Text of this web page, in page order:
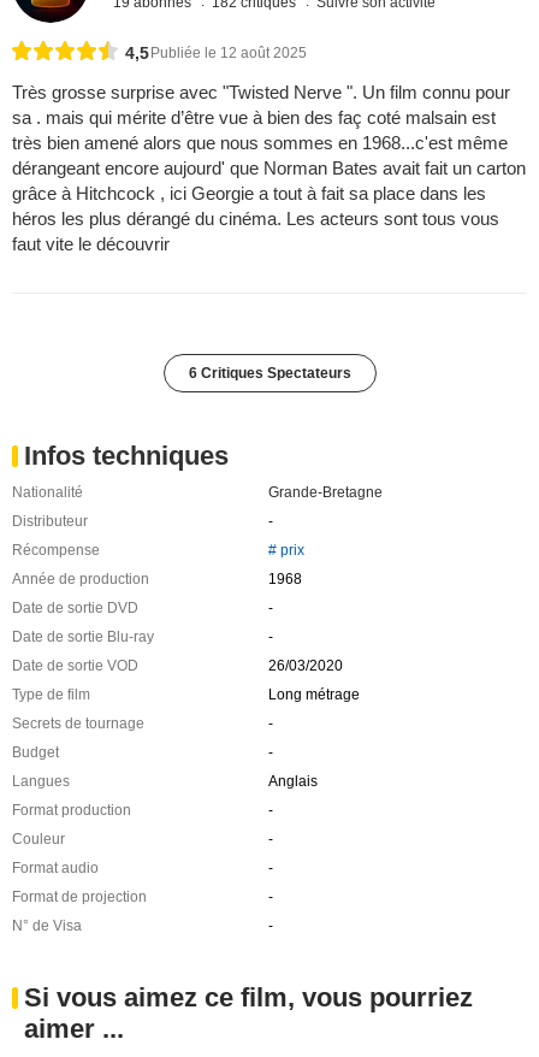
4,5 Publiée le 12 août 2025
Très grosse surprise avec "Twisted Nerve ". Un film connu pour
sa . mais qui mérite d’être vue à bien des faç coté malsain est
très bien amené alors que nous sommes en 1968...c'est même
dérangeant encore aujourd' que Norman Bates avait fait un carton
grâce à Hitchcock , ici Georgie a tout à fait sa place dans les
héros les plus dérangé du cinéma. Les acteurs sont tous vous
faut vite le découvrir
6 Critiques Spectateurs
Infos techniques
Nationalité
Grande-Bretagne
Distributeur
-
Récompense
# prix
Année de production
1968
Date de sortie DVD
-
Date de sortie Blu-ray
-
Date de sortie VOD
26/03/2020
Type de film
Long métrage
Secrets de tournage
-
Budget
-
Langues
Anglais
Format production
-
Couleur
-
Format audio
-
Format de projection
-
N° de Visa
-
Si vous aimez ce film, vous pourriez
aimer ...